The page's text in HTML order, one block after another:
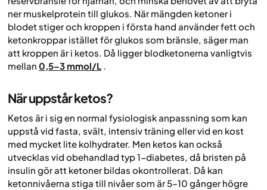
ner muskelprotein till glukos. När mängden ketoner i
blodet stiger och kroppen i första hand använder fett och
ketonkroppar istället för glukos som bränsle, säger man
att kroppen är i ketos. Då ligger blodketonerna vanligtvis
mellan 0,5–3 mmol/L
När uppstår ketos?
Ketos är i sig en normal fysiologisk anpassning som kan
uppstå vid fasta, svält, intensiv träning eller vid en kost
med mycket lite kolhydrater. Men ketos kan också
utvecklas vid obehandlad typ 1-diabetes, då bristen på
insulin gör att ketoner bildas okontrollerat. Då kan
ketonnivåerna stiga till nivåer som är 5–10 gånger högre